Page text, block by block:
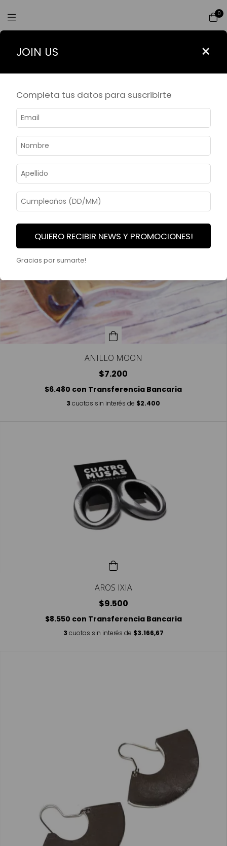
0
Filtrar
Inicio > BIJOUX
BIJOUX
ANILLO MOON
$7.200
$6.480 con Transferencia Bancaria
3 cuotas sin interés de $2.400
AROS IXIA
$9.500
$8.550 con Transferencia Bancaria
3 cuotas sin interés de $3.166,67
JOIN US ×
Completa tus datos para suscribirte
QUIERO RECIBIR NEWS Y PROMOCIONES!
Gracias por sumarte!